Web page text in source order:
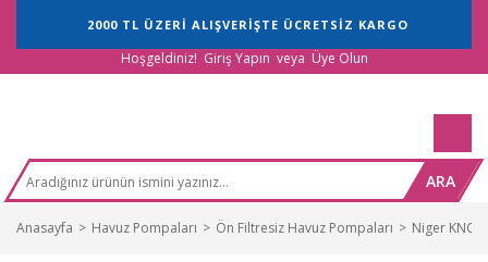
2000 TL ÜZERİ ALIŞVERİŞTE ÜCRETSİZ KARGO
Hoşgeldiniz! Giriş Yapın veya Üye Olun
ARA
Anasayfa Havuz Pompaları Ön Filtresiz Havuz Pompaları Niger KNG